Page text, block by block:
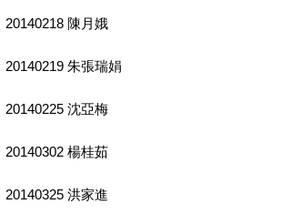
20140218 陳月娥
20140219 朱張瑞娟
20140225 沈亞梅
20140302 楊桂茹
20140325 洪家進